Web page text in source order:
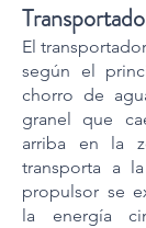
El
según el
chorro de
granel que
arriba en la
transporta a
propulsor se
la energía